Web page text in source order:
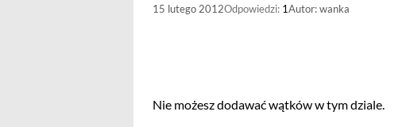
15 lutego 2012Odpowiedzi: 1Autor:wanka
Nie możesz dodawać wątków w tym dziale.